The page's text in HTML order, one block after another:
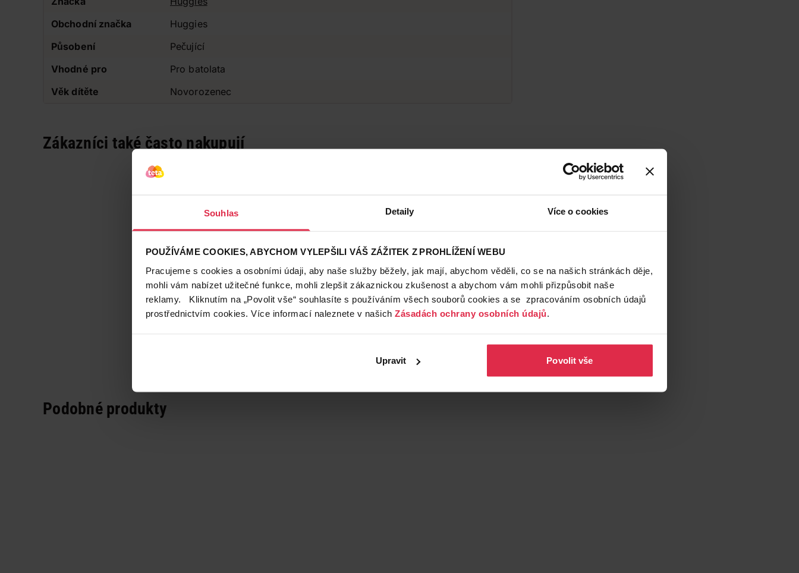
Souhlas Detaily Více o cookies
POUŽÍVÁME COOKIES, ABYCHOM VYLEPŠILI VÁŠ ZÁŽITEK Z PROHLÍŽENÍ WEBU
Pracujeme s cookies a osobními údaji, aby naše služby běžely, jak mají, abychom věděli, co se na našich stránkách děje,
mohli vám nabízet užitečné funkce, mohli zlepšit zákaznickou zkušenost a abychom vám mohli přizpůsobit naše
reklamy. Kliknutím na „Povolit vše“ souhlasíte s používáním všech souborů cookies a se zpracováním osobních údajů
prostřednictvím cookies. Více informací naleznete v našich Zásadách ochrany osobních údajů.
Upravit Povolit vše
Obchodní značka
Huggies
Působení
Pečující
Vhodné pro
Pro batolata
Věk dítěte
Novorozenec
Zákazníci také často nakupují
Podobné produkty